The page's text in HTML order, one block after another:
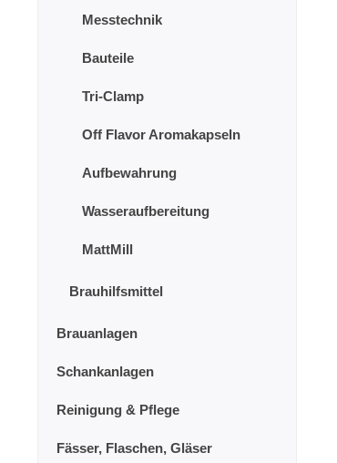
Messtechnik
Bauteile
Tri-Clamp
Off Flavor Aromakapseln
Aufbewahrung
Wasseraufbereitung
MattMill
Brauhilfsmittel
Brauanlagen
Schankanlagen
Reinigung & Pflege
Fässer, Flaschen, Gläser